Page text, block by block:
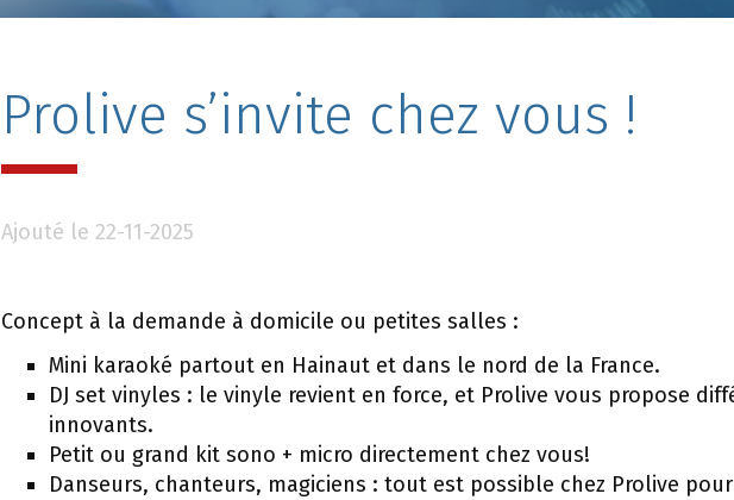
Prolive s’invite chez vous !
Ajouté le 22-11-2025
Concept à la demande à domicile ou petites salles :
Mini karaoké partout en Hainaut et dans le nord de la France.
DJ set vinyles : le vinyle revient en force, et Prolive vous propose
innovants.
Petit ou grand kit sono + micro directement chez vous!
Danseurs, chanteurs, magiciens : tout est possible chez Prolive